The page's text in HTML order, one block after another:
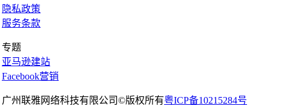
隐私政策
服务条款
专题
亚马逊建站
Facebook营销
广州联雅网络科技有限公司©版权所有粤ICP备10215284号